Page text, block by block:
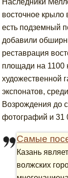
восточное
есть подземный
добавили
реставрация
площади на 1100
художественной
экспонатов,
Возрождения до
фотографий и 31
Самые
Казань
волжских